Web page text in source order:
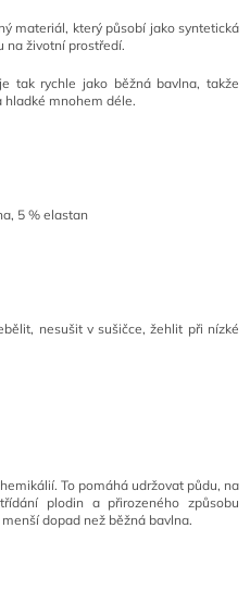
materiál, který působí jako syntetická
na životní prostředí.
tak rychle jako běžná bavlna, takže
hladké mnohem déle.
5 % elastan
nesušit v sušičce, žehlit při nízké
To pomáhá udržovat půdu, na
plodin a přirozeného způsobu
dopad než běžná bavlna.